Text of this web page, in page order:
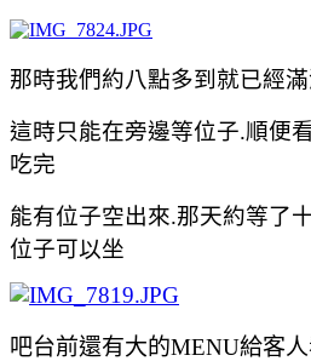
那時我們約八點多到就已經
這時只能在旁邊等位子.順便
吃完
能有位子空出來.那天約等了
位子可以坐
吧台前還有大的MENU給客